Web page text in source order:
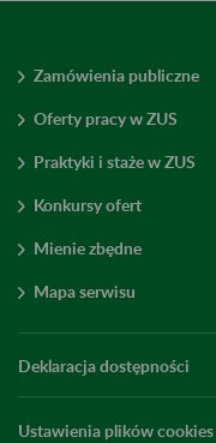
Zamówienia publiczne
Oferty pracy w ZUS
Praktyki i staże w ZUS
Konkursy ofert
Mienie zbędne
Mapa serwisu
Deklaracja dostępności
Ustawienia plików cookies